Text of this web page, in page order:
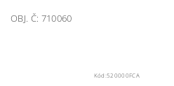
OBJ. Č: 710060
Kód:520000FCA